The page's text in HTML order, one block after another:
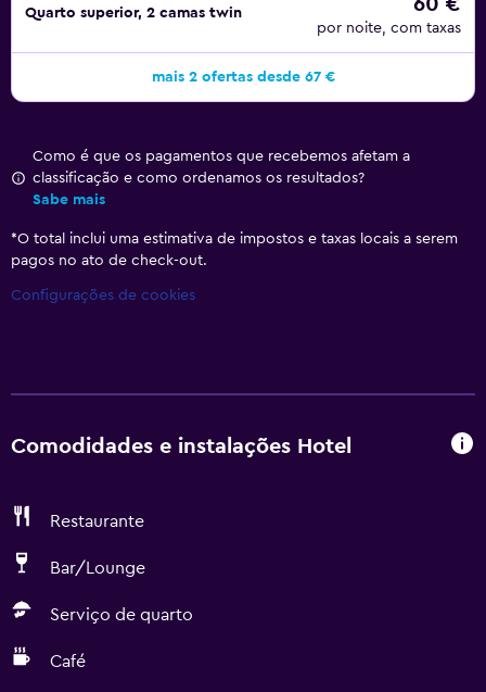
Quarto superior, 2 camas twin 60 €
por noite, com taxas
mais 2 ofertas desde 67 €
Como é que os pagamentos que recebemos afetam a
classificação e como ordenamos os resultados?
Sabe mais
*O total inclui uma estimativa de impostos e taxas locais a serem
pagos no ato de check-out.
Configurações de cookies
Comodidades e instalações Hotel
Restaurante
Bar/Lounge
Serviço de quarto
Café